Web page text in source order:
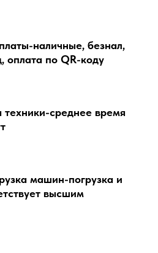
наличные, безнал,
оплата по QR-коду
техники-среднее время
машин-погрузка и
высшим